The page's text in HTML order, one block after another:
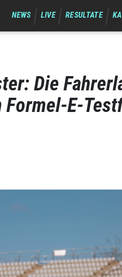
NEWS LIVE RESULTATE
Die
Formel-E-